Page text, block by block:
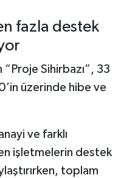
fazla destek
“Proje Sihirbazı”, 33
üzerinde hibe ve
ve farklı
işletmelerin destek
toplam